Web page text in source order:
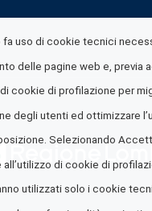
fa uso di cookie tecnici
delle pagine web e, previa
cookie di profilazione per
degli utenti ed ottimizzare
Selezionando
di cookie di
utilizzati solo i cookie